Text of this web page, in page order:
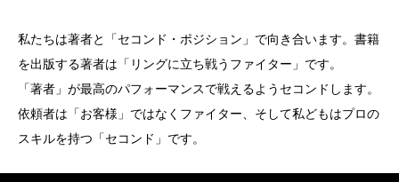
私たちは著者と「セコンド・ポジション」で向き合います。書籍
を出版する著者は「リングに立ち戦うファイター」です。
「著者」が最高のパフォーマンスで戦えるようセコンドします。
依頼者は「お客様」ではなくファイター、そして私どもはプロの
スキルを持つ「セコンド」です。